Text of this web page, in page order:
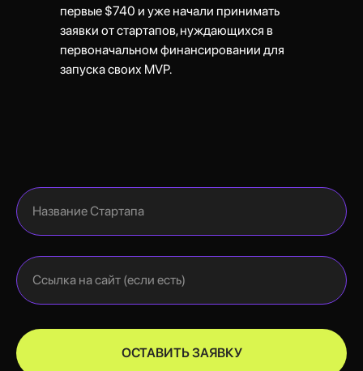
первые $740 и уже начали принимать
заявки от стартапов, нуждающихся в
первоначальном финансировании для
запуска своих MVP.
Название Стартапа
Ссылка на сайт (если есть)
ОСТАВИТЬ ЗАЯВКУ
Напишите
8 705 --- -- --